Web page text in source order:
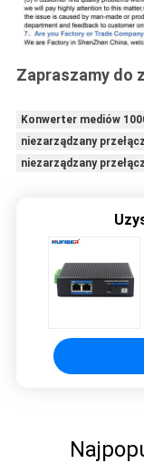
Zapraszamy do
Konwerter mediów
niezarządzany
niezarządzany